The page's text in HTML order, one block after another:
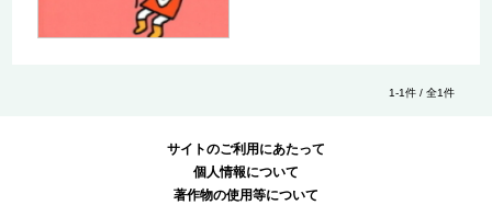
1-1件 / 全1件
サイトのご利用にあたって
個人情報について
著作物の使用等について